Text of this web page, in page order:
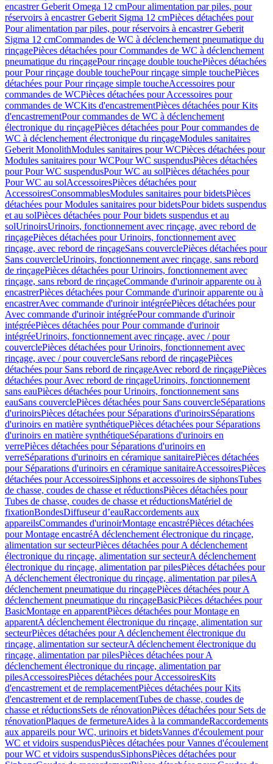
encastrer Geberit Omega 12 cmPour alimentation par piles, pour
réservoirs à encastrer Geberit Sigma 12 cmPièces détachées pour
Pour alimentation par piles, pour réservoirs à encastrer Geberit
Sigma 12 cmCommandes de WC à déclenchement pneumatique du
rinçagePièces détachées pour Commandes de WC à déclenchement
pneumatique du rinçagePour rinçage double touchePièces détachées
pour Pour rinçage double touchePour rinçage simple touchePièces
détachées pour Pour rinçage simple toucheAccessoires pour
commandes de WCPièces détachées pour Accessoires pour
commandes de WCKits d'encastrementPièces détachées pour Kits
d'encastrementPour commandes de WC à déclenchement
électronique du rinçagePièces détachées pour Pour commandes de
WC à déclenchement électronique du rinçageModules sanitaires
Geberit MonolithModules sanitaires pour WCPièces détachées pour
Modules sanitaires pour WCPour WC suspendusPièces détachées
pour Pour WC suspendusPour WC au solPièces détachées pour
Pour WC au solAccessoiresPièces détachées pour
AccessoiresConsommablesModules sanitaires pour bidetsPièces
détachées pour Modules sanitaires pour bidetsPour bidets suspendus
et au solPièces détachées pour Pour bidets suspendus et au
solUrinoirsUrinoirs, fonctionnement avec rinçage, avec rebord de
rinçagePièces détachées pour Urinoirs, fonctionnement avec
rinçage, avec rebord de rinçageSans couverclePièces détachées pour
Sans couvercleUrinoirs, fonctionnement avec rinçage, sans rebord
de rinçagePièces détachées pour Urinoirs, fonctionnement avec
rinçage, sans rebord de rinçageCommande d'urinoir apparente ou à
encastrerPièces détachées pour Commande d'urinoir apparente ou à
encastrerAvec commande d'urinoir intégréePièces détachées pour
Avec commande d'urinoir intégréePour commande d'urinoir
intégréePièces détachées pour Pour commande d'urinoir
intégréeUrinoirs, fonctionnement avec rinçage, avec / pour
couverclePièces détachées pour Urinoirs, fonctionnement avec
rinçage, avec / pour couvercleSans rebord de rinçagePièces
détachées pour Sans rebord de rinçageAvec rebord de rinçagePièces
détachées pour Avec rebord de rinçageUrinoirs, fonctionnement
sans eauPièces détachées pour Urinoirs, fonctionnement sans
eauSans couverclePièces détachées pour Sans couvercleSéparations
d'urinoirsPièces détachées pour Séparations d'urinoirsSéparations
d'urinoirs en matière synthétiquePièces détachées pour Séparations
d'urinoirs en matière synthétiqueSéparations d'urinoirs en
verrePièces détachées pour Séparations d'urinoirs en
verreSéparations d'urinoirs en céramique sanitairePièces détachées
pour Séparations d'urinoirs en céramique sanitaireAccessoiresPièces
détachées pour AccessoiresSiphons et accessoires de siphonsTubes
de chasse, coudes de chasse et réductionsPièces détachées pour
Tubes de chasse, coudes de chasse et réductionsMatériel de
fixationBondesDiffuseur d’eauRaccordements aux
appareilsCommandes d'urinoirMontage encastréPièces détachées
pour Montage encastréA déclenchement électronique du rinçage,
alimentation sur secteurPièces détachées pour A déclenchement
électronique du rinçage, alimentation sur secteurA déclenchement
électronique du rinçage, alimentation par pilesPièces détachées pour
A déclenchement électronique du rinçage, alimentation par pilesA
déclenchement pneumatique du rinçagePièces détachées pour A
déclenchement pneumatique du rinçageBasicPièces détachées pour
BasicMontage en apparentPièces détachées pour Montage en
apparentA déclenchement électronique du rinçage, alimentation sur
secteurPièces détachées pour A déclenchement électronique du
rinçage, alimentation sur secteurA déclenchement électronique du
rinçage, alimentation par pilesPièces détachées pour A
déclenchement électronique du rinçage, alimentation par
pilesAccessoiresPièces détachées pour AccessoiresKits
d'encastrement et de remplacementPièces détachées pour Kits
d'encastrement et de remplacementTubes de chasse, coudes de
chasse et réductionsSets de rénovationPièces détachées pour Sets de
rénovationPlaques de fermetureAides à la commandeRaccordements
aux appareils pour WC, urinoirs et bidetsVannes d'écoulement pour
WC et vidoirs suspendusPièces détachées pour Vannes d'écoulement
pour WC et vidoirs suspendusSiphonsPièces détachées pour